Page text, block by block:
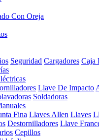
Con Oreja
Seguridad Cargadores Caja
Llave De Impacto
Soldadoras
Fina Llaves Allen Llaves
Destornilladores Llave
Cepillos